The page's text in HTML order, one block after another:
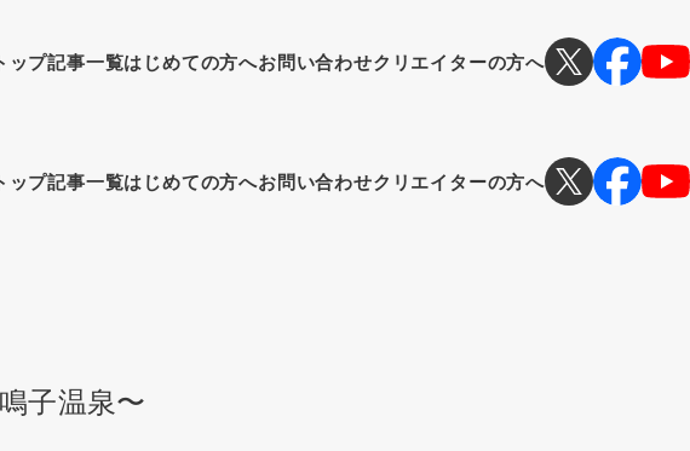
ップ記事一覧はじめての方へお問い合わせクリエイターの方へ
子温泉〜
ップ記事一覧はじめての方へお問い合わせクリエイターの方へ